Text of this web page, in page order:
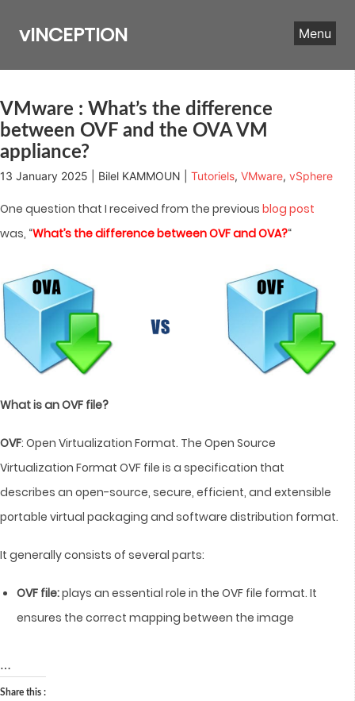
content
vINCEPTION Menu
VMware : What’s the difference
between OVF and the OVA VM
appliance?
13 January 2025 | Bilel KAMMOUN | Tutoriels, VMware, vSphere
One question that I received from the previous blog post
was, “What’s the difference between OVF and OVA?“
What is an OVF file?
OVF: Open Virtualization Format. The Open Source
Virtualization Format OVF file is a specification that
describes an open-source, secure, efficient, and extensible
portable virtual packaging and software distribution format.
It generally consists of several parts:
OVF file:plays an essential role in the OVF file format. It
ensures the correct mapping between the image
…
Share this :